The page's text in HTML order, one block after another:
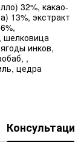
32%, какао-
13%, экстракт
шелковица
инков,
,
цедра
Консультация